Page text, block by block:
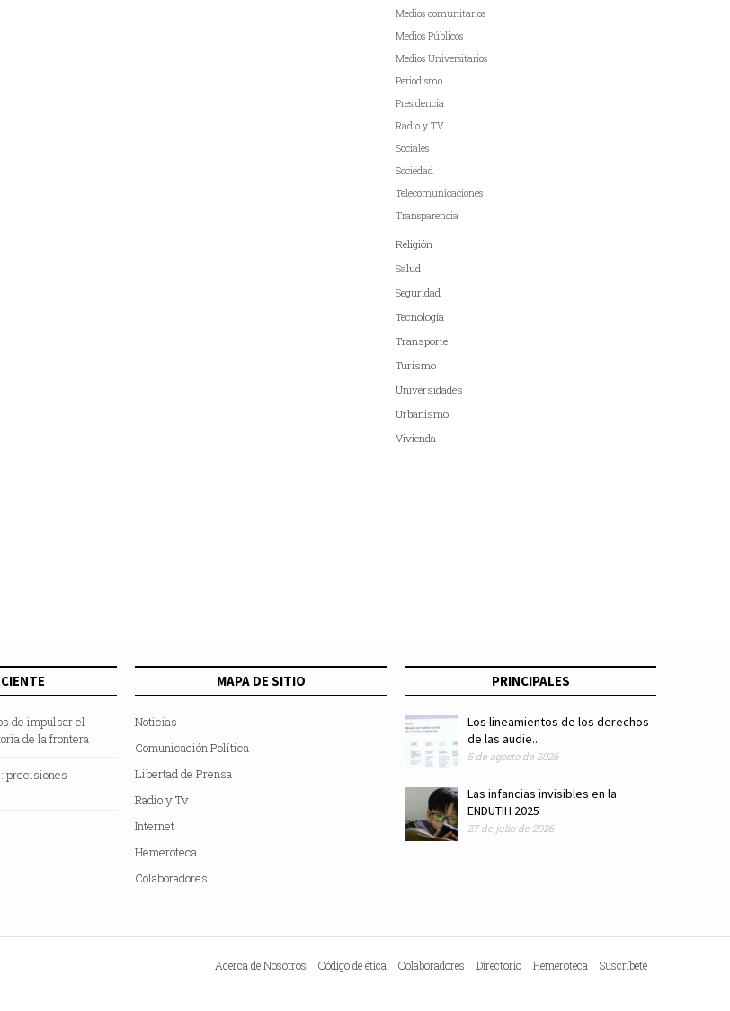
Medios comunitarios
Medios Públicos
Medios Universitarios
Periodismo
Presidencia
Radio y TV
Sociales
Sociedad
Telecomunicaciones
Transparencia
Religión
Salud
Seguridad
Tecnología
Transporte
Turismo
Universidades
Urbanismo
Vivienda
de impulsar el
de la frontera
precisiones
MAPA DE SITIO
Noticias
Comunicación Política
Libertad de Prensa
Radio y Tv
Internet
Hemeroteca
Colaboradores
PRINCIPALES
Los lineamientos de los derechos
de las audie...
5 de agosto de 2026
Las infancias invisibles en la
ENDUTIH 2025
27 de julio de 2026
Acerca de Nosotros Código de ética Colaboradores Directorio Hemeroteca Suscríbete